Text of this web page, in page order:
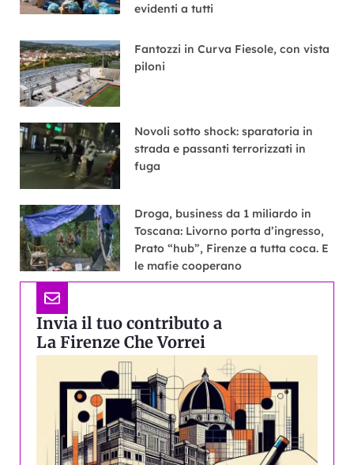
evidenti a tutti
Fantozzi in Curva Fiesole, con vista
piloni
Novoli sotto shock: sparatoria in
strada e passanti terrorizzati in
fuga
Droga, business da 1 miliardo in
Toscana: Livorno porta d’ingresso,
Prato “hub”, Firenze a tutta coca. E
le mafie cooperano
Invia il tuo contributo a
La Firenze Che Vorrei